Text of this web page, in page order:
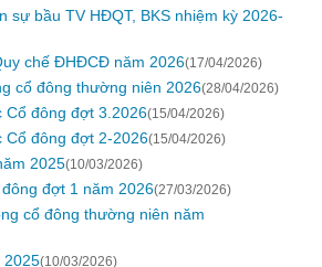
sự bầu TV HĐQT, BKS nhiệm kỳ 2026-
chế ĐHĐCĐ năm 2026(17/04/2026)
cổ đông thường niên 2026(28/04/2026)
Cổ đông đợt 3.2026(15/04/2026)
Cổ đông đợt 2-2026(15/04/2026)
2025(10/03/2026)
đợt 1 năm 2026(27/03/2026)
cổ đông thường niên năm
2025(10/03/2026)